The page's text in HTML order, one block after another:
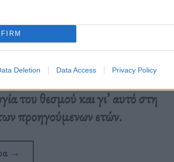
Deletion Data Access Privacy Policy
του θεσμού και γι’ αυτό στη
προηγούμενων ετών.
→